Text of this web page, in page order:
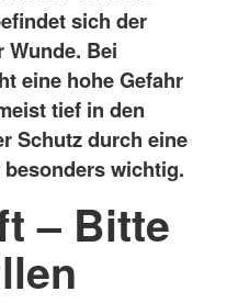
sich der
Wunde. Bei
eine hohe Gefahr
tief in den
Schutz durch eine
wichtig.
– Bitte